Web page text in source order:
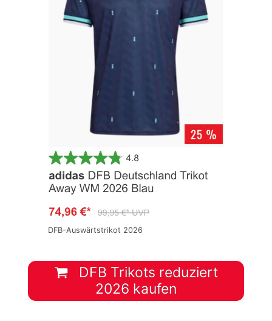
DFB-Auswärtstrikot 2026
DFB Trikots reduziert
2026 kaufen